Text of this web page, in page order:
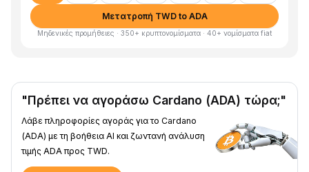
Μετατροπή TWD to ADA
Μηδενικές προμήθειες · 350+ κρυπτονομίσματα · 40+ νομίσματα fiat
"Πρέπει να αγοράσω Cardano (ADA) τώρα;"
Λάβε πληροφορίες αγοράς για το Cardano
(ADA) με τη βοήθεια AI και ζωντανή ανάλυση
τιμής ADA προς TWD.